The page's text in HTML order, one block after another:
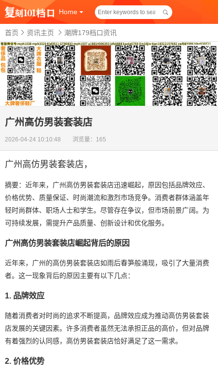
Home
首页 资讯主页 潮牌179档口资讯
广州高仿男装套装店
2026-04-24 10:10:48 浏览量：165
广州高仿男装套装店 ，
摘要：近年来，广州高仿男装套装店迅速崛起，原因包括品牌效应、
价格优势、质量保证、时尚潮流和激烈市场竞争。消费者群体涵盖年
轻时尚群体、职场人士和学生。尽管存在争议，但市场前景广阔。为
可持续发展，需提升产品质量、创新设计和优化服务。
广州高仿男装套装店崛起背后的原因
近年来，广州的高仿男装套装店如雨后春笋般涌现，吸引了大量消费
者。这一现象背后的原因主要有以下几点：
1. 品牌效应
随着消费者对时尚的追求不断提高，品牌效应成为推动高仿男装套装
店发展的关键因素。许多消费者虽然无法承担正品的高价，但对品牌
有着强烈的认同感，高仿男装套装店恰好满足了这一需求。
2. 价格优势